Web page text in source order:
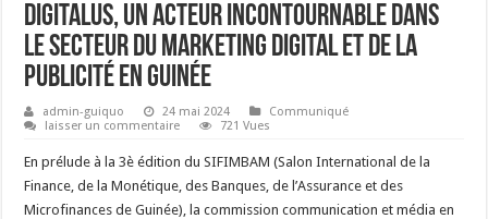
DIGITALUS, un acteur incontournable dans
le secteur du marketing digital et de la
publicité en Guinée
admin-guiquo 24 mai 2024
Communiqué
laisser un commentaire
721 Vues
En prélude à la 3è édition du SIFIMBAM (Salon International de la
Finance, de la Monétique, des Banques, de l’Assurance et des
Microfinances de Guinée), la commission communication et média en